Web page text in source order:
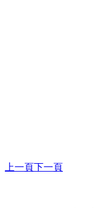
上一頁下一頁